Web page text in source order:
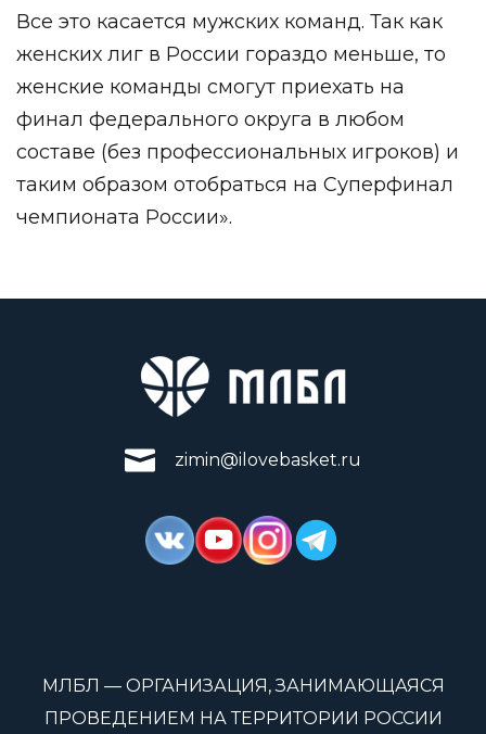
Все это касается мужских команд. Так как
женских лиг в России гораздо меньше, то
женские команды смогут приехать на
финал федерального округа в любом
составе (без профессиональных игроков) и
таким образом отобраться на Суперфинал
чемпионата России».
zimin@ilovebasket.ru
МЛБЛ — ОРГАНИЗАЦИЯ, ЗАНИМАЮЩАЯСЯ
ПРОВЕДЕНИЕМ НА ТЕРРИТОРИИ РОССИИ